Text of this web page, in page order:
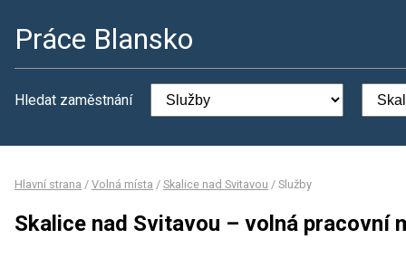
Práce Blansko
Hledat zaměstnání
Hlavní strana / Volná místa / Skalice nad Svitavou / Služby
Skalice nad Svitavou – volná pracovní